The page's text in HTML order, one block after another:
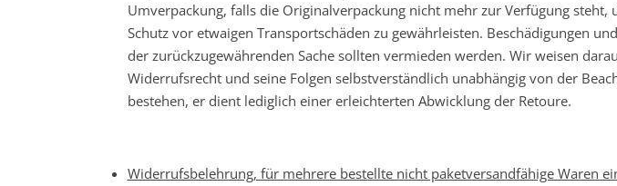
Umverpackung, falls die Originalverpackung nicht mehr zur Verfügung steht,
Schutz vor etwaigen Transportschäden zu gewährleisten. Beschädigungen
der zurückzugewährenden Sache sollten vermieden werden. Wir weisen
Widerrufsrecht und seine Folgen selbstverständlich unabhängig von der
bestehen, er dient lediglich einer erleichterten Abwicklung der Retoure.
Widerrufsbelehrung, für mehrere bestellte nicht paketversandfähige Waren